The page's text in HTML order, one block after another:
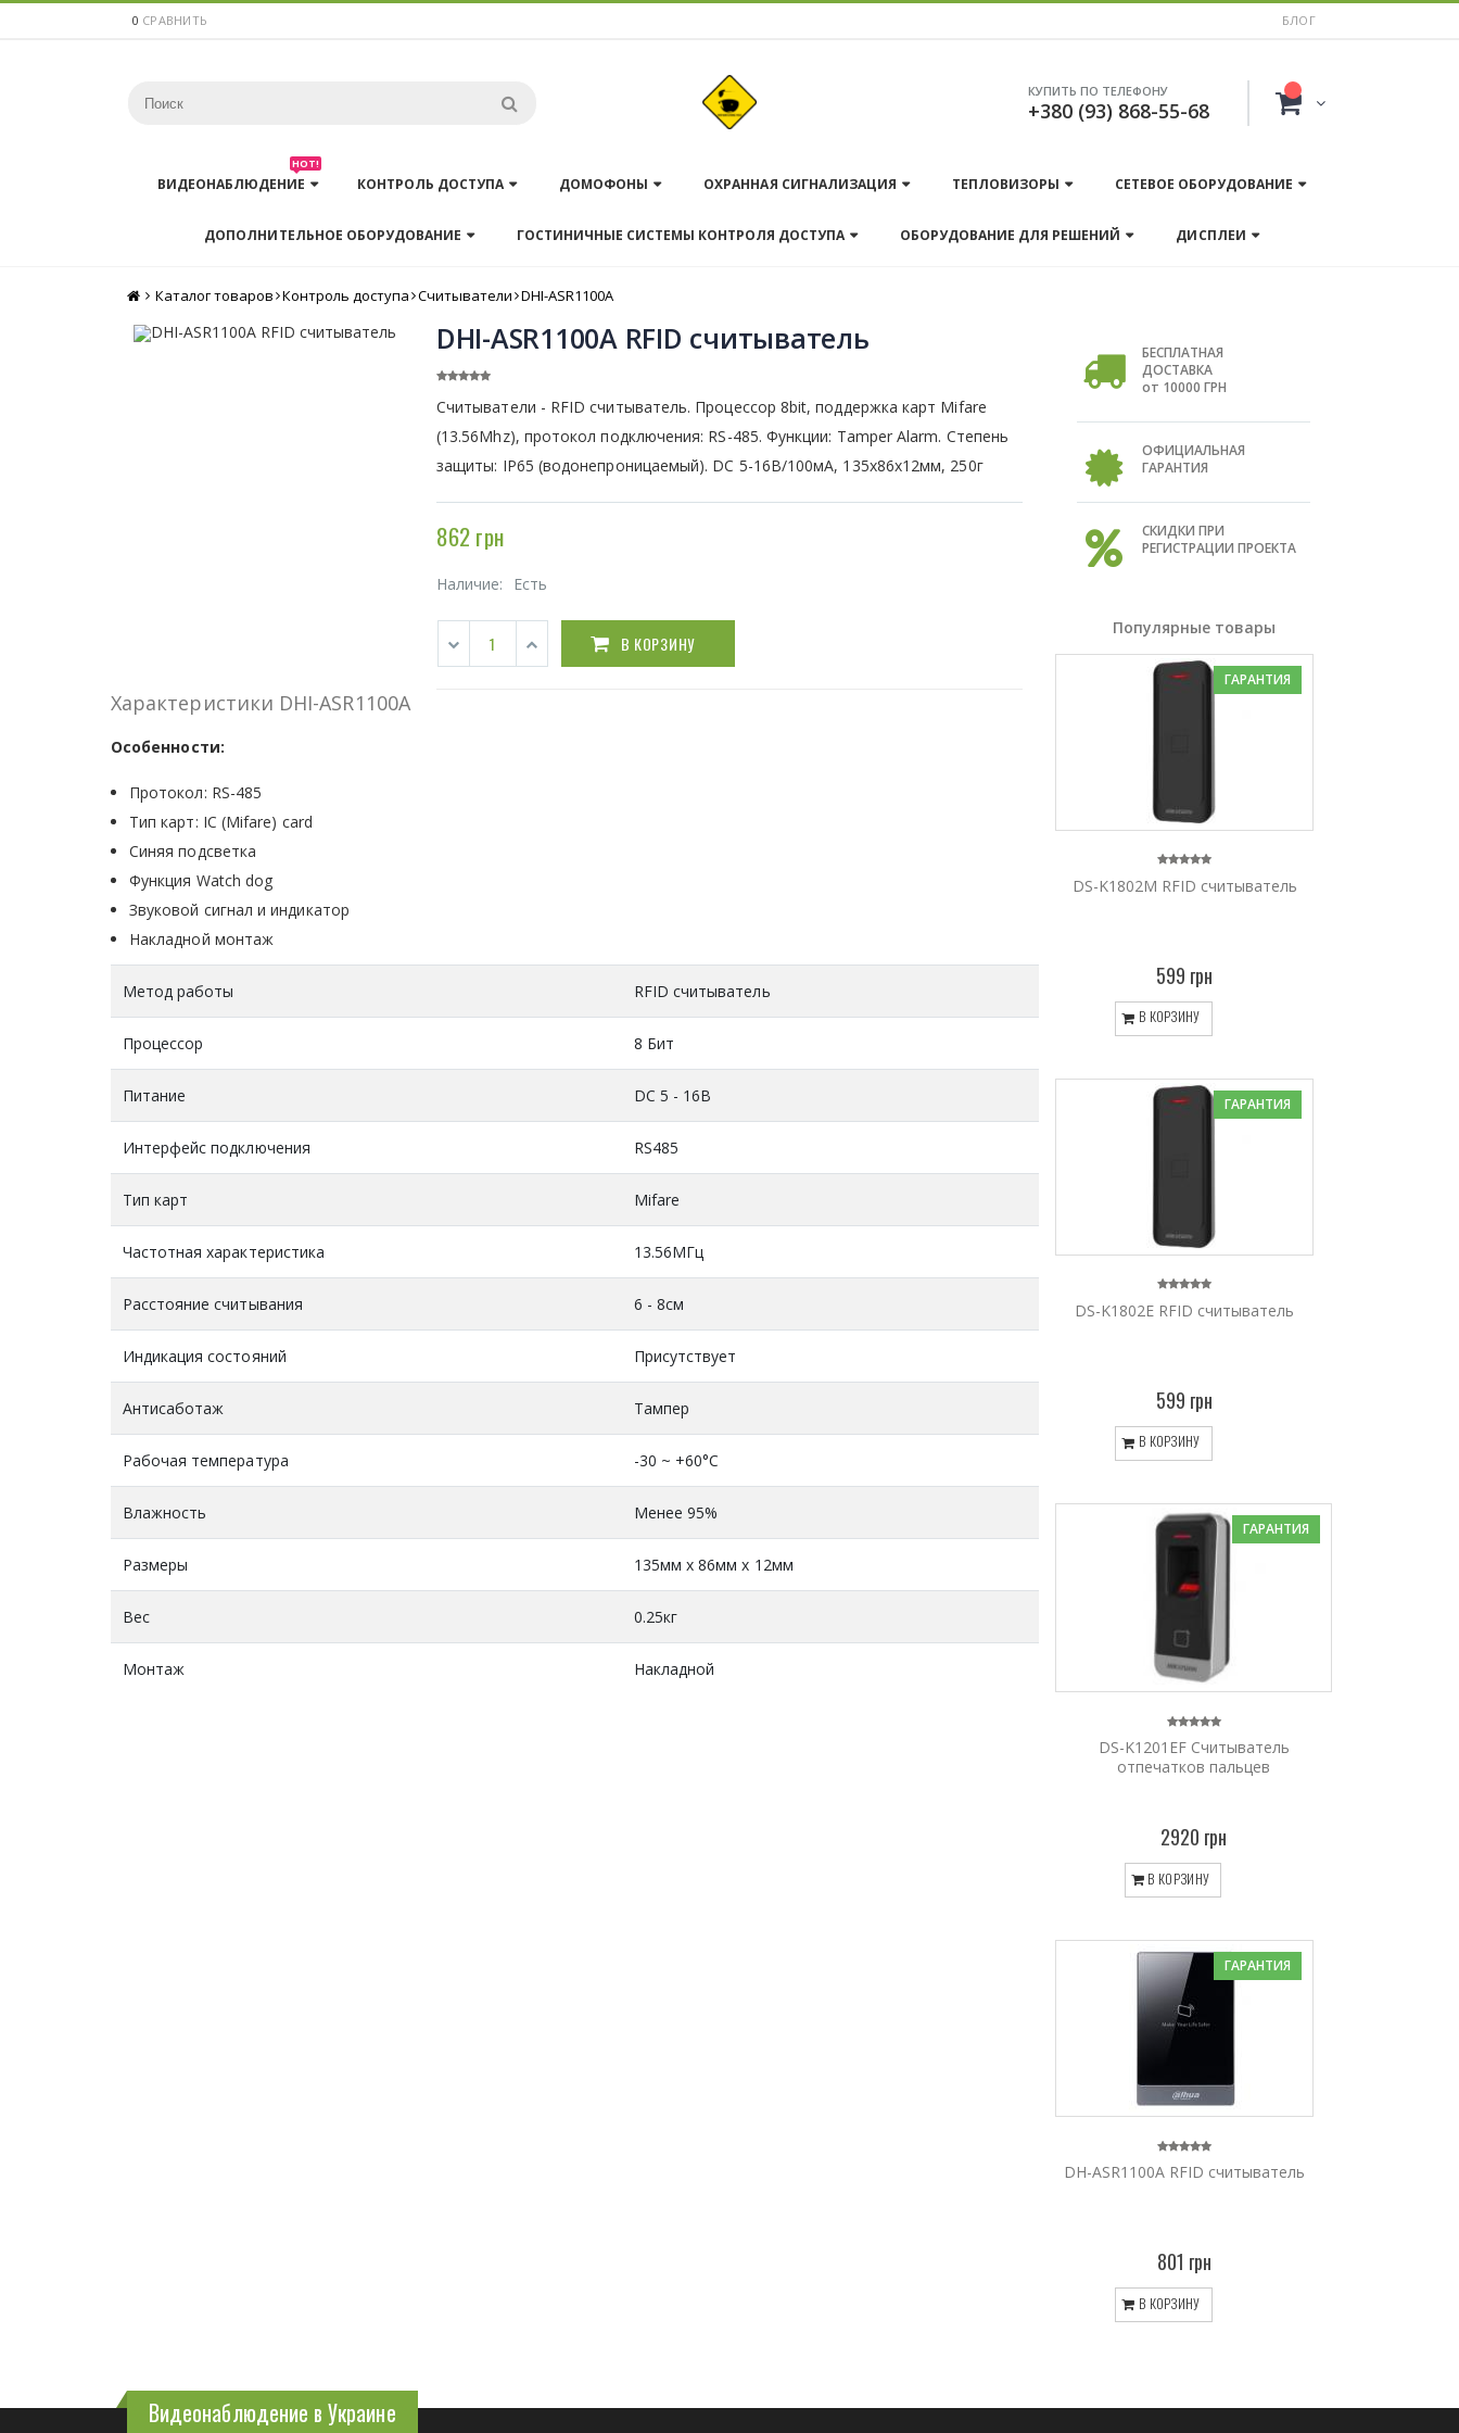
0 СРАВНИТЬ БЛОГ
КУПИТЬ ПО ТЕЛЕФОНУ
+380 (93) 868-55-68
ВИДЕОНАБЛЮДЕНИЕ
HOT!
КОНТРОЛЬ ДОСТУПА ДОМОФОНЫ ОХРАННАЯ СИГНАЛИЗАЦИЯ ТЕПЛОВИЗОРЫ СЕТЕВОЕ ОБОРУДОВАНИЕ
ДОПОЛНИТЕЛЬНОЕ ОБОРУДОВАНИЕ ГОСТИНИЧНЫЕ СИСТЕМЫ КОНТРОЛЯ ДОСТУПА ОБОРУДОВАНИЕ ДЛЯ РЕШЕНИЙ ДИСПЛЕИ
Главная
Каталог товаров Контроль доступа Считыватели DHI-ASR1100A
DHI-ASR1100A RFID считыватель
Считыватели - RFID считыватель. Процессор 8bit, поддержка карт Mifare
(13.56Mhz), протокол подключения: RS-485. Функции: Tamper Alarm. Степень
защиты: IP65 (водонепроницаемый). DC 5-16В/100мА, 135х86х12мм, 250г
862 грн
Наличие: Есть
В КОРЗИНУ
Характеристики DHI-ASR1100A
Особенности:
Протокол: RS-485
Тип карт: IC (Mifare) card
Синяя подсветка
Функция Watch dog
Звуковой сигнал и индикатор
Накладной монтаж
Метод работы RFID считыватель
Процессор 8 Бит
Питание DC 5 - 16В
Интерфейс подключения RS485
Тип карт Mifare
Частотная характеристика 13.56МГц
Расстояние считывания 6 - 8см
Индикация состояний Присутствует
Антисаботаж Тампер
Рабочая температура -30 ~ +60°C
Влажность Менее 95%
Размеры 135мм x 86мм x 12мм
Вес 0.25кг
Монтаж Накладной
БЕСПЛАТНАЯ
ДОСТАВКА
от 10000 ГРН
ОФИЦИАЛЬНАЯ
ГАРАНТИЯ
СКИДКИ ПРИ
РЕГИСТРАЦИИ ПРОЕКТА
Популярные товары
ГАРАНТИЯ
DS-K1802M RFID считыватель
599 грн
В КОРЗИНУ
ГАРАНТИЯ
DS-K1802E RFID считыватель
599 грн
В КОРЗИНУ
ГАРАНТИЯ
DS-K1201EF Считыватель
отпечатков пальцев
2920 грн
В КОРЗИНУ
ГАРАНТИЯ
DH-ASR1100A RFID считыватель
801 грн
В КОРЗИНУ
Видеонаблюдение в Украине